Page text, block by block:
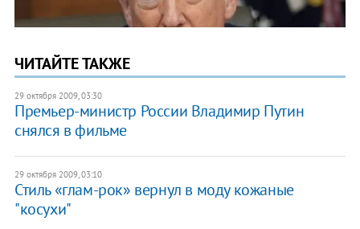
ЧИТАЙТЕ ТАКЖЕ
29 октября 2009, 03:30
Премьер-министр России Владимир Путин
снялся в фильме
29 октября 2009, 03:10
Стиль «глам-рок» вернул в моду кожаные
"косухи"